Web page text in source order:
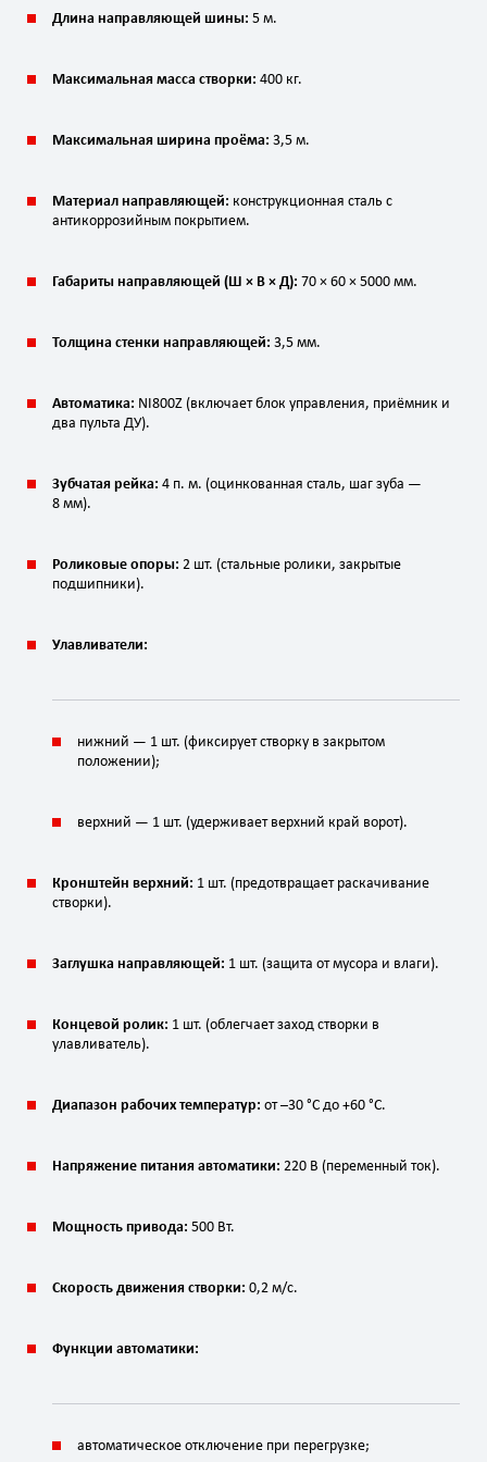
Длина направляющей шины: 5 м.
Максимальная масса створки: 400 кг.
Максимальная ширина проёма: 3,5 м.
Материал направляющей: конструкционная сталь с
антикоррозийным покрытием.
Габариты направляющей (Ш × В × Д): 70 × 60 × 5000 мм.
Толщина стенки направляющей: 3,5 мм.
Автоматика: NI800Z (включает блок управления, приёмник и
два пульта ДУ).
Зубчатая рейка: 4 п. м. (оцинкованная сталь, шаг зуба —
8 мм).
Роликовые опоры: 2 шт. (стальные ролики, закрытые
подшипники).
Улавливатели:
нижний — 1 шт. (фиксирует створку в закрытом
положении);
верхний — 1 шт. (удерживает верхний край ворот).
Кронштейн верхний: 1 шт. (предотвращает раскачивание
створки).
Заглушка направляющей: 1 шт. (защита от мусора и влаги).
Концевой ролик: 1 шт. (облегчает заход створки в
улавливатель).
Диапазон рабочих температур: от –30 °C до +60 °C.
Напряжение питания автоматики: 220 В (переменный ток).
Мощность привода: 500 Вт.
Скорость движения створки: 0,2 м/с.
Функции автоматики:
автоматическое отключение при перегрузке;